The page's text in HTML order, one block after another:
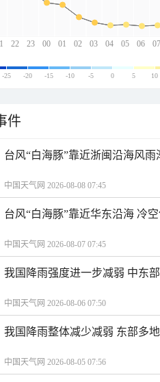
22 23 00 01 02 03 04 05 06 07
-25 -20 -15 -10 -5 0 5 10
件
台风“白海豚”靠近浙闽沿海风
中国天气网 2026-08-08 07:45
台风“白海豚”靠近华东沿海 冷
中国天气网 2026-08-07 07:45
我国降雨强度进一步减弱 中东
中国天气网 2026-08-06 07:50
我国降雨整体减少减弱 东部多
中国天气网 2026-08-05 07:56